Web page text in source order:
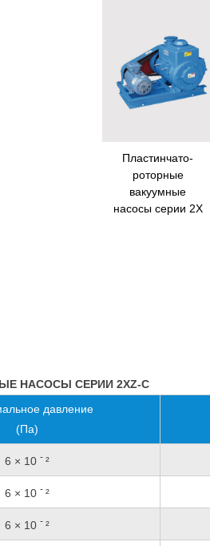
Пластинчато-
роторные
вакуумные
насосы серии 2X
НАСОСЫ СЕРИИ 2XZ-C
давление
(Па)
6 × 10 - ²
6 × 10 - ²
6 × 10 - ²